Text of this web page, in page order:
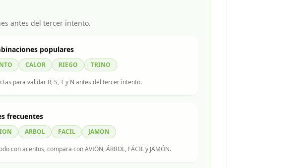
antes del tercer intento.
populares
CALOR RIEGO TRINO
para validar R, S, T y N antes del tercer intento.
frecuentes
ARBOL FACIL JAMON
con acentos, compara con AVIÓN, ÁRBOL, FÁCIL y JAMÓN.